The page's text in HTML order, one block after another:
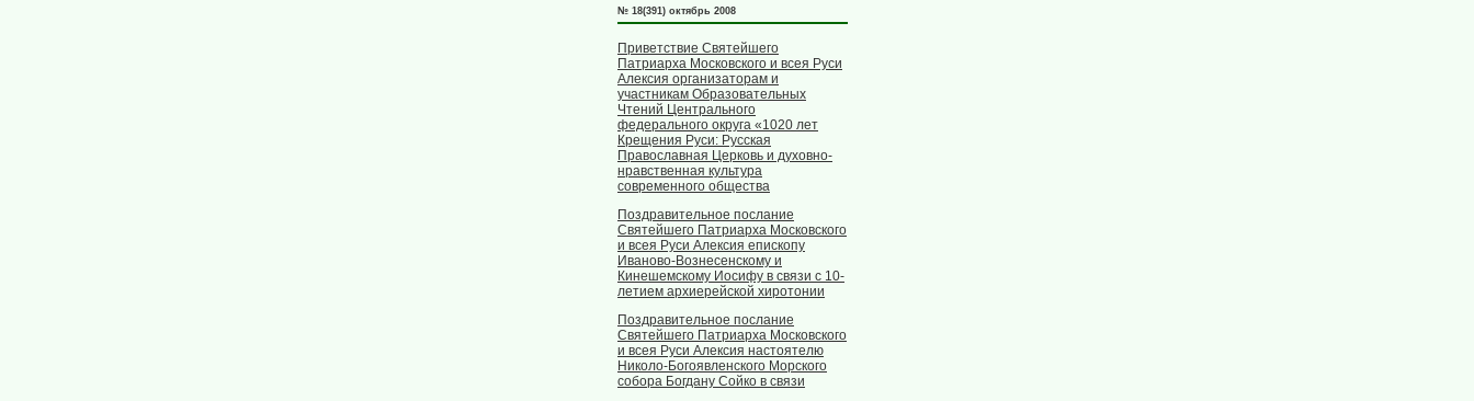
№ 18(391) октябрь 2008
Приветствие Святейшего
Патриарха Московского и всея Руси
Алексия организаторам и
участникам Образовательных
Чтений Центрального
федерального округа «1020 лет
Крещения Руси: Русская
Православная Церковь и духовно-
нравственная культура
современного общества
Поздравительное послание
Святейшего Патриарха Московского
и всея Руси Алексия епископу
Иваново-Вознесенскому и
Кинешемскому Иосифу в связи с 10-
летием архиерейской хиротонии
Поздравительное послание
Святейшего Патриарха Московского
и всея Руси Алексия настоятелю
Николо-Богоявленского Морского
собора Богдану Сойко в связи